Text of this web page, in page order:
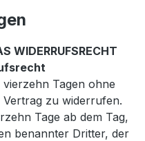
WIDERRUFSRECHT
Tagen ohne
zu widerrufen.
Tage ab dem Tag,
benannter Dritter, der